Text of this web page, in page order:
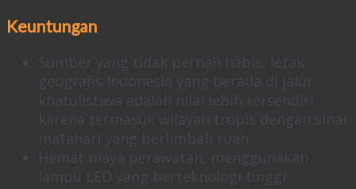
Keuntungan
Sumber yang tidak pernah habis, letak
geografis Indonesia yang berada di jalur
khatulistiwa adalah nilai lebih tersendiri
karena termasuk wilayah tropis dengan sinar
matahari yang berlimbah ruah.
Hemat biaya perawatan, menggunakan
lampu LED yang berteknologi tinggi